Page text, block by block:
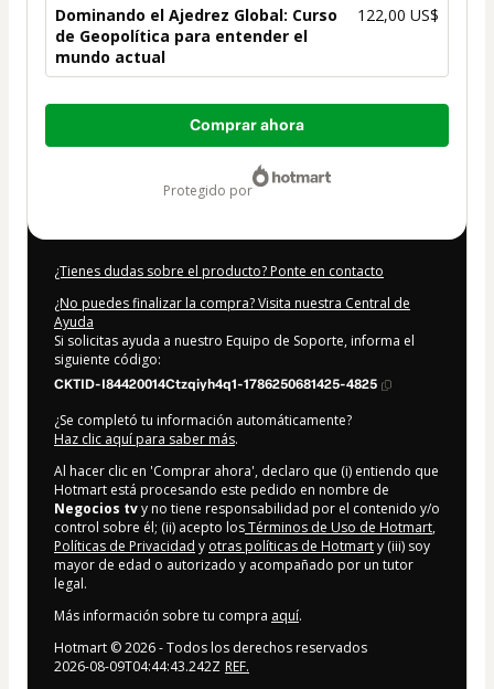
Dominando el Ajedrez Global: Curso
de Geopolítica para entender el
mundo actual
122,00 US$
Total
Comprar ahora
protegido por
¿Tienes dudas sobre el producto? Ponte en contacto
¿No puedes finalizar la compra? Visita nuestra Central de
Ayuda
Si solicitas ayuda a nuestro Equipo de Soporte, informa el
siguiente código:
CKTID-I84420014Ctzqiyh4q1-1786250681425-4825
¿Se completó tu información automáticamente?
Haz clic aquí para saber más.
Al hacer clic en 'Comprar ahora', declaro que (i) entiendo que
Hotmart está procesando este pedido en nombre de
Negocios tvy no tiene responsabilidad por el contenido y/o
control sobre él; (ii) acepto losTérminos de Uso de Hotmart,
Políticas de Privacidad y otras políticas de Hotmarty (iii) soy
mayor de edad o autorizado y acompañado por un tutor
legal.
Más información sobre tu compra aquí.
Hotmart ©2026- Todos los derechos reservados
2026-08-09T04:44:43.242Z REF.